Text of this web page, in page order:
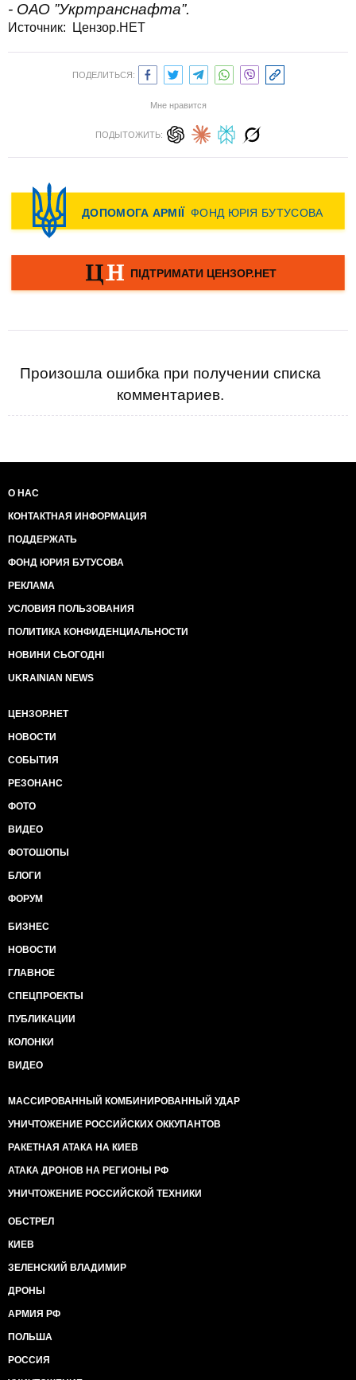
- ОАО ”Укртранснафта”.
Источник: Цензор.НЕТ
ПОДЕЛИТЬСЯ:
Мне нравится
ПОДЫТОЖИТЬ:
Произошла ошибка при получении списка
комментариев.
О НАС
КОНТАКТНАЯ ИНФОРМАЦИЯ
ПОДДЕРЖАТЬ
ФОНД ЮРИЯ БУТУСОВА
РЕКЛАМА
УСЛОВИЯ ПОЛЬЗОВАНИЯ
ПОЛИТИКА КОНФИДЕНЦИАЛЬНОСТИ
НОВИНИ СЬОГОДНІ
UKRAINIAN NEWS
ЦЕНЗОР.НЕТ
НОВОСТИ
СОБЫТИЯ
РЕЗОНАНС
ФОТО
ВИДЕО
ФОТОШОПЫ
БЛОГИ
ФОРУМ
БИЗНЕС
НОВОСТИ
ГЛАВНОЕ
СПЕЦПРОЕКТЫ
ПУБЛИКАЦИИ
КОЛОНКИ
ВИДЕО
МАССИРОВАННЫЙ КОМБИНИРОВАННЫЙ УДАР
УНИЧТОЖЕНИЕ РОССИЙСКИХ ОККУПАНТОВ
РАКЕТНАЯ АТАКА НА КИЕВ
АТАКА ДРОНОВ НА РЕГИОНЫ РФ
УНИЧТОЖЕНИЕ РОССИЙСКОЙ ТЕХНИКИ
ОБСТРЕЛ
КИЕВ
ЗЕЛЕНСКИЙ ВЛАДИМИР
ДРОНЫ
АРМИЯ РФ
ПОЛЬША
РОССИЯ